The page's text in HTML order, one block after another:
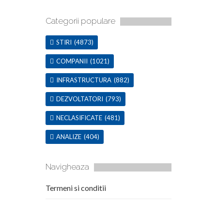
Categorii populare
STIRI (4873)
COMPANII (1021)
INFRASTRUCTURA (882)
DEZVOLTATORI (793)
NECLASIFICATE (481)
ANALIZE (404)
Navigheaza
Termeni si conditii